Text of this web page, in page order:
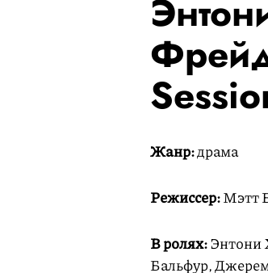
Жанр:драма
Режиссер:Мэтт
В ролях:Энтони
Бальфур,